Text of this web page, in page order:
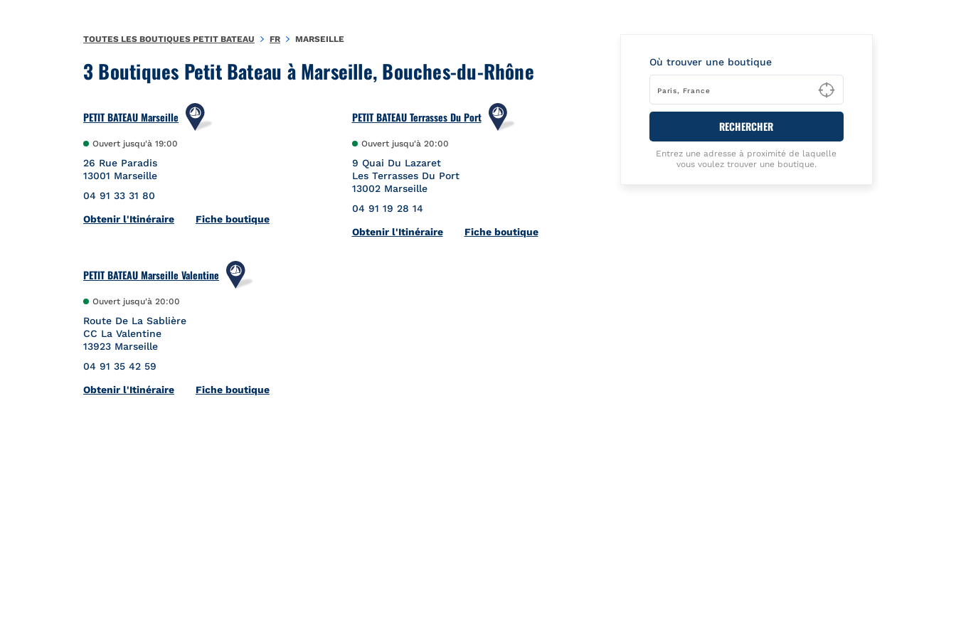
3 Boutiques Petit Bateau à Marseille, Bouches-du-Rhône
PETIT BATEAU Marseille
Ouvert jusqu'à 19:00
26 Rue Paradis
13001 Marseille
04 91 33 31 80
Obtenir l'ItinéraireLink Opens in New Tab
Fiche boutique
PETIT BATEAU Terrasses Du Port
Ouvert jusqu'à 20:00
9 Quai Du Lazaret
Les Terrasses Du Port
13002 Marseille
04 91 19 28 14
Obtenir l'ItinéraireLink Opens in New Tab
Fiche boutique
PETIT BATEAU Marseille Valentine
Ouvert jusqu'à 20:00
Route De La Sablière
CC La Valentine
13923 Marseille
04 91 35 42 59
Obtenir l'ItinéraireLink Opens in New Tab
Fiche boutique
Où trouver une boutique
Type to begin
RECHERCHER
Entrez une adresse à proximité de laquelle
vous voulez trouver une boutique.
TOUTES LES BOUTIQUES PETIT BATEAU FR MARSEILLE